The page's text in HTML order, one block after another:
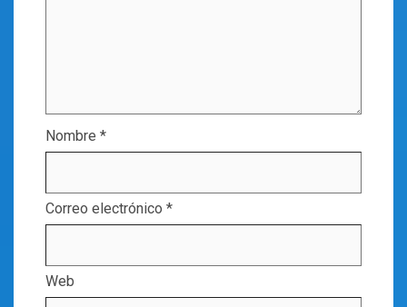
Nombre *
Correo electrónico *
Web